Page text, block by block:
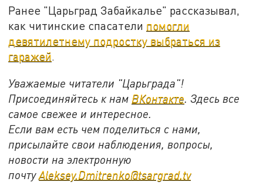
Ранее "Царьград Забайкалье" рассказывал,
как читинские спасатели помогли
девятилетнему подростку выбраться из
гаражей.
Уважаемые читатели "Царьграда"!
Присоединяйтесь к нам ВКонтакте . Здесь все
самое свежее и интересное.
Если вам есть чем поделиться с нами,
присылайте свои наблюдения, вопросы,
новости на электронную
почтуAleksey.Dmitrenko@tsargrad.tv